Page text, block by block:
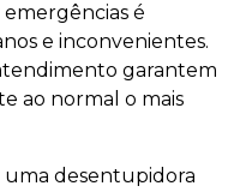
é
e inconvenientes.
garantem
ao normal o mais
desentupidora